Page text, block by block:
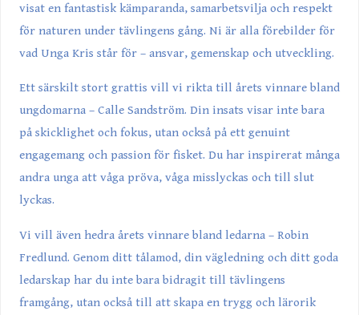
visat en fantastisk kämparanda, samarbetsvilja och respekt
för naturen under tävlingens gång. Ni är alla förebilder för
vad Unga Kris står för – ansvar, gemenskap och utveckling.
Ett särskilt stort grattis vill vi rikta till årets vinnare bland
ungdomarna – Calle Sandström. Din insats visar inte bara
på skicklighet och fokus, utan också på ett genuint
engagemang och passion för fisket. Du har inspirerat många
andra unga att våga pröva, våga misslyckas och till slut
lyckas.
Vi vill även hedra årets vinnare bland ledarna – Robin
Fredlund. Genom ditt tålamod, din vägledning och ditt goda
ledarskap har du inte bara bidragit till tävlingens
framgång, utan också till att skapa en trygg och lärorik